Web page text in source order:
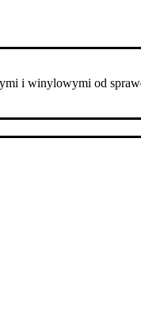
i winylowymi od